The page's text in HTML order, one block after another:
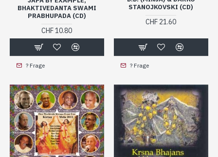
BHAKTIVEDANTA SWAMI
PRABHUPADA (CD)
CHF 10.80
? Frage
STANOJKOVSKI (CD)
CHF 21.60
? Frage